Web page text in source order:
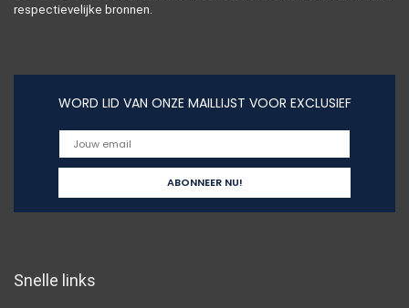
respectievelijke bronnen.
WORD LID VAN ONZE MAILLIJST VOOR EXCLUSIEF
Snelle links